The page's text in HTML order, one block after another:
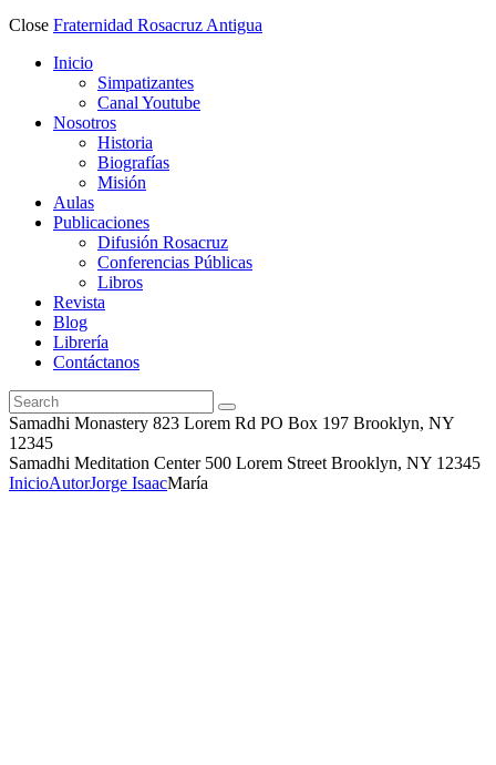
Close Fraternidad Rosacruz Antigua
Inicio
Simpatizantes
Canal Youtube
Nosotros
Historia
Biografías
Misión
Aulas
Publicaciones
Difusión Rosacruz
Conferencias Públicas
Libros
Revista
Blog
Librería
Contáctanos
Samadhi Monastery 823 Lorem Rd PO Box 197 Brooklyn, NY
12345
Samadhi Meditation Center 500 Lorem Street Brooklyn, NY 12345
InicioAutorJorge IsaacMaría